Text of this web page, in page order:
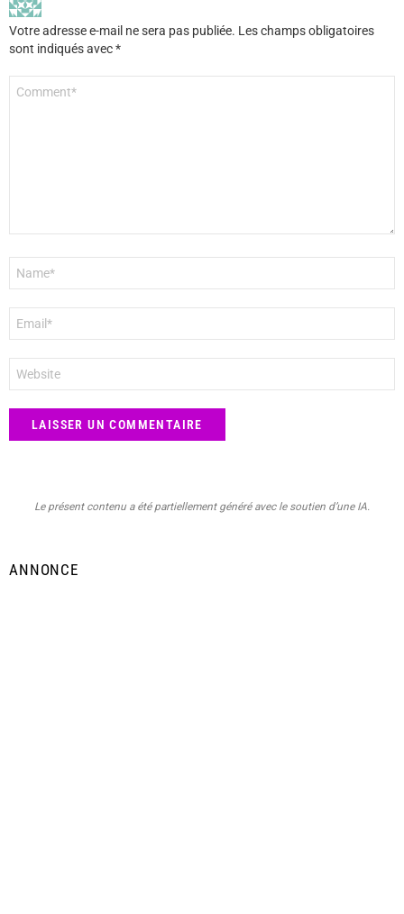
Votre adresse e-mail ne sera pas publiée. Les champs obligatoires
sont indiqués avec*
mail
*
web
Le présent contenu a été partiellement généré avec le soutien d’une IA.
ANNONCE